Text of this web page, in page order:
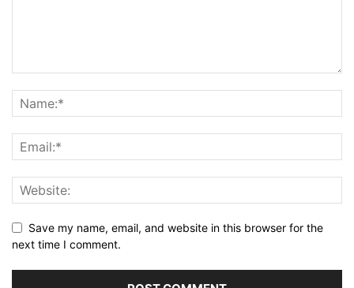
Save my name, email, and website in this browser for the
next time I comment.